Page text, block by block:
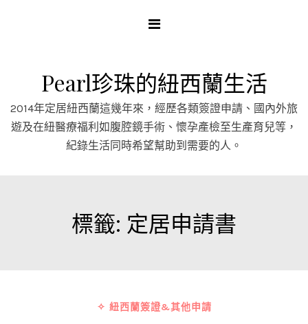
Pearl珍珠的紐西蘭生活
2014年定居紐西蘭這幾年來，經歷各類簽證申請、國內外旅
遊及在紐醫療福利如腹腔鏡手術、懷孕產檢至生產育兒等，
紀錄生活同時希望幫助到需要的人。
標籤: 定居申請書
✧ 紐西蘭簽證&其他申請